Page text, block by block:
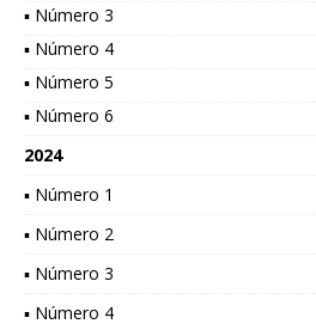
▪ Número 3
▪ Número 4
▪ Número 5
▪ Número 6
2024
▪ Número 1
▪ Número 2
▪ Número 3
▪ Número 4